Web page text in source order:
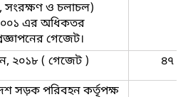
সংরক্ষণ ও চলাচল)
২০০১ এর অধিকতর
গেজেট।
২০১৮ ( গেজেট )
৪৭
সড়ক পরিবহন কর্তৃপক্ষ